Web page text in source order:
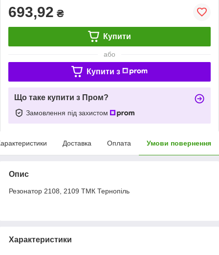
693,92 ₴
Купити
або
Купити з
Що таке купити з Пром?
Замовлення під захистом
Доставка Оплата Умови повернення
Опис
Резонатор 2108, 2109 ТМК Тернопіль
Характеристики